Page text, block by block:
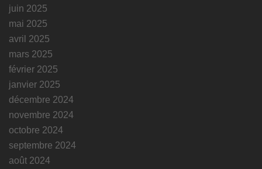
juin 2025
mai 2025
avril 2025
mars 2025
février 2025
janvier 2025
décembre 2024
novembre 2024
octobre 2024
septembre 2024
août 2024